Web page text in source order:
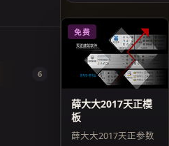
6
免费
薛大大2017天正模
板
薛大大2017天正参数